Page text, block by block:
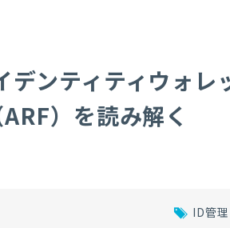
デンティティウォ
）を読み解く
ID管